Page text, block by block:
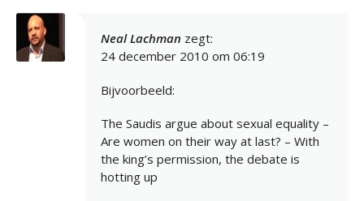
Neal Lachman zegt:
24 december 2010 om 06:19
Bijvoorbeeld:
The Saudis argue about sexual equality –
Are women on their way at last? – With
the king’s permission, the debate is
hotting up